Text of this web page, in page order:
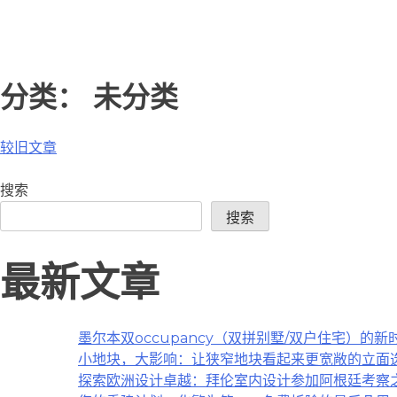
跳
至
容
分类： 未分类
文
章
较旧文章
搜索
搜索
最新文章
墨尔本双occupancy（双拼别墅/双户住宅）的新
小地块，大影响：让狭窄地块看起来更宽敞的立面
探索欧洲设计卓越：拜伦室内设计参加阿根廷考察